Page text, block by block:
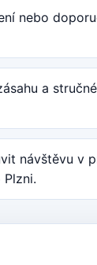
nebo
a
návštěvu v